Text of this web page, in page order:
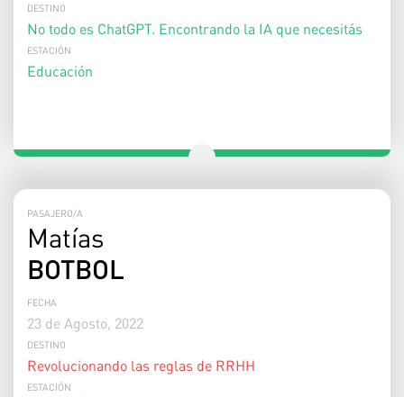
DESTINO
No todo es ChatGPT. Encontrando la IA que necesitás
ESTACIÓN
Educación
PASAJERO/A
Matías
BOTBOL
FECHA
23 de Agosto, 2022
DESTINO
Revolucionando las reglas de RRHH
ESTACIÓN